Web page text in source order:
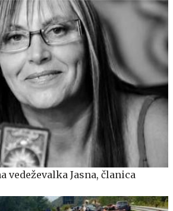
vedeževalka Jasna, članica